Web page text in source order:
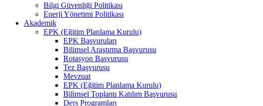
Bilgi Güvenliği Politikası
Enerji Yönetimi Politikası
Akademik
EPK (Eğitim Planlama Kurulu)
EPK Başvuruları
Bilimsel Araştırma Başvurusu
Rotasyon Başvurusu
Tez Başvurusu
Mevzuat
EPK (Eğitim Planlama Kurulu)
Bilimsel Toplantı Katılım Başvurusu
Ders Programları